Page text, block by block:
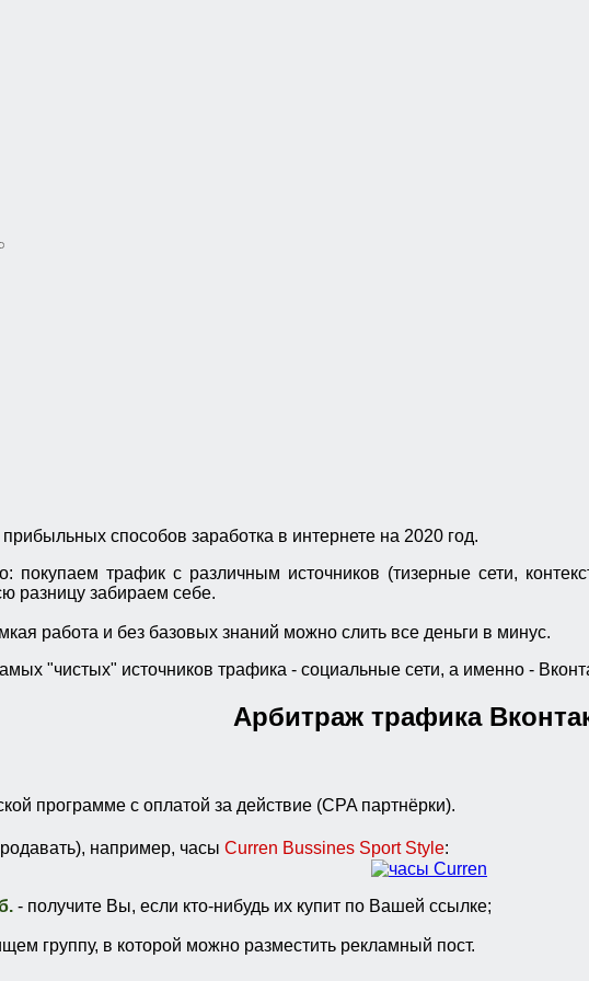
способов заработка в интернете на 2020 год.
покупаем трафик с различным источников (тизерные сети,
разницу забираем себе.
работа и без базовых знаний можно слить все деньги в минус.
"чистых" источников трафика - социальные сети, а именно -
Арбитраж трафика
программе с оплатой за действие (CPA партнёрки).
например, часы Curren Bussines Sport Style:
- получите Вы, если кто-нибудь их купит по Вашей ссылке;
группу, в которой можно разместить рекламный пост.